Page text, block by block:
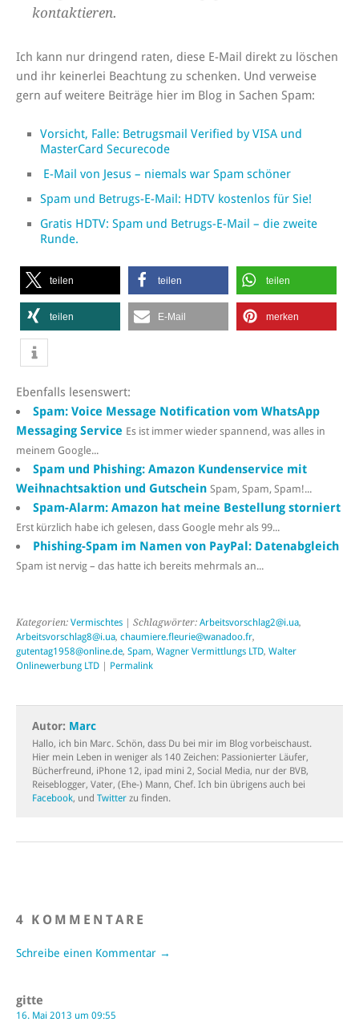
kontaktieren.
Ich kann nur dringend raten, diese E-Mail direkt zu löschen
und ihr keinerlei Beachtung zu schenken. Und verweise
gern auf weitere Beiträge hier im Blog in Sachen Spam:
Vorsicht, Falle: Betrugsmail Verified by VISA und
MasterCard Securecode
E-Mail von Jesus – niemals war Spam schöner
Spam und Betrugs-E-Mail: HDTV kostenlos für Sie!
Gratis HDTV: Spam und Betrugs-E-Mail – die zweite
Runde.
teilen teilen teilen
teilen E-Mail merken
Ebenfalls lesenswert:
Spam: Voice Message Notification vom WhatsApp
Messaging Service Es ist immer wieder spannend, was alles in
meinem Google...
Spam und Phishing: Amazon Kundenservice mit
Weihnachtsaktion und Gutschein Spam, Spam, Spam!...
Spam-Alarm: Amazon hat meine Bestellung storniert
Erst kürzlich habe ich gelesen, dass Google mehr als 99...
Phishing-Spam im Namen von PayPal: Datenabgleich
Spam ist nervig – das hatte ich bereits mehrmals an...
Kategorien: Vermischtes | Schlagwörter: Arbeitsvorschlag2@i.ua,
Arbeitsvorschlag8@i.ua, chaumiere.fleurie@wanadoo.fr,
gutentag1958@online.de, Spam, Wagner Vermittlungs LTD, Walter
Onlinewerbung LTD
Permalink
Autor: Marc
Hallo, ich bin Marc. Schön, dass Du bei mir im Blog vorbeischaust.
Hier mein Leben in weniger als 140 Zeichen: Passionierter Läufer,
Bücherfreund, iPhone 12, ipad mini 2, Social Media, nur der BVB,
Reiseblogger, Vater, (Ehe-) Mann, Chef. Ich bin übrigens auch bei
Facebook, und Twitter zu finden.
4 KOMMENTARE
Schreibe einen Kommentar →
gitte
16. Mai 2013 um 09:55